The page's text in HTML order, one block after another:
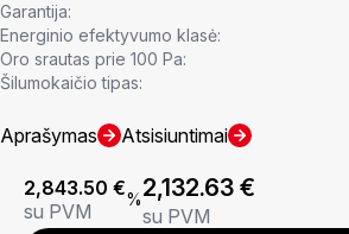
Garantija:
Energinio efektyvumo klasė:
Oro srautas prie 100 Pa:
Šilumokaičio tipas:
Aprašymas Atsisiuntimai
2,843.50 €
su PVM
%2,132.63 €
su PVM